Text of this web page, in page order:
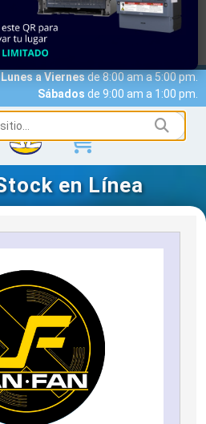
A CLIENTES
SERVICIOS
Lunes a Viernesde 8:00 am a 5:00 pm.
Sábados de 9:00 am a 1:00 pm.
en Línea